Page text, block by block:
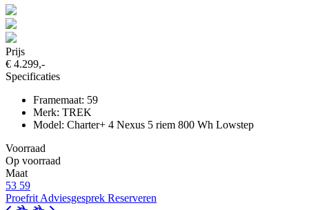
Prijs
€ 4.299,-
Specificaties
Framemaat: 59
Merk: TREK
Model: Charter+ 4 Nexus 5 riem 800 Wh Lowstep
Voorraad
Op voorraad
Maat
53 59
Proefrit Adviesgesprek Reserveren